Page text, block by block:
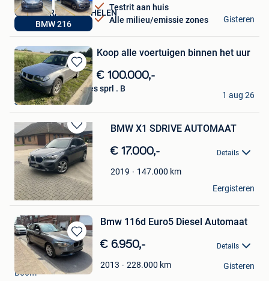
BMW 216
Testrit aan huis
Alle milieu/emissie zones
GARAGE RADO MECHELEN
Mechelen
Gisteren
Bewaren
in
Mijn
Favorieten
Koop alle voertuigen binnen het uur
€ 100.000,-
Devillers automobiles sprl . B
Jambes
1 aug 26
Bewaren
in
Mijn
Favorieten
BMW X1 SDRIVE AUTOMAAT
€ 17.000,- Details
2019 147.000 km
Joker
Wilrijk
Eergisteren
Bewaren
in
Mijn
Favorieten
Bmw 116d Euro5 Diesel Automaat
€ 6.950,- Details
2013 228.000 km
Garage Nb
Boom
Gisteren